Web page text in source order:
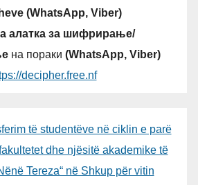
(WhatsApp, Viber)
алатка за шифрирање/
на пораки (WhatsApp, Viber)
decipher.free.nf
të studentëve në ciklin e parë
dhe njësitë akademike të
Tereza“ në Shkup për vitin